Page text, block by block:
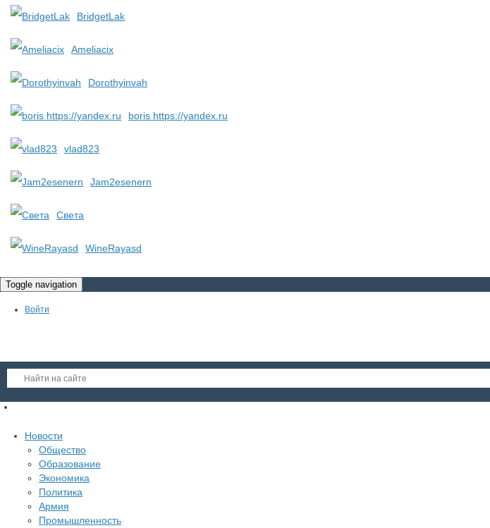
BridgetLak
Ameliacix
Dorothyinvah
boris https://yandex.ru
vlad823
Jam2esenern
Света
WineRayasd
Toggle navigation
Войти
Гость
Войти
Регистрация
Новости
Общество
Образование
Экономика
Политика
Армия
Промышленность